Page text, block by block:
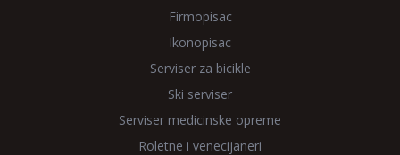
Firmopisac
Ikonopisac
Serviser za bicikle
Ski serviser
Serviser medicinske opreme
Roletne i venecijaneri